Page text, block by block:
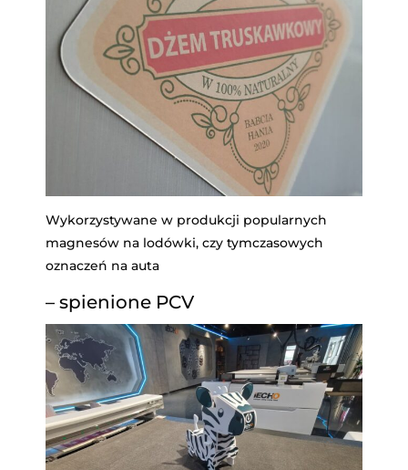
Wykorzystywane w produkcji popularnych
magnesów na lodówki, czy tymczasowych
oznaczeń na auta
– spienione PCV